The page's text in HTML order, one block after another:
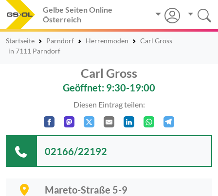
Gelbe Seiten Online
Österreich
Startseite Parndorf Herrenmoden
Carl Gross
in 7111 Parndorf
Carl Gross
Geöffnet: 9:30-19:00
Diesen Eintrag teilen:
Mareto-Straße 5-9
02166/22192